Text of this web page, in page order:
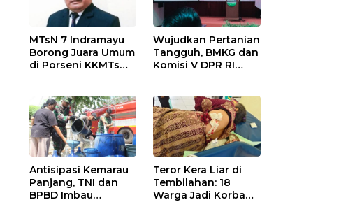
MTsN 7 Indramayu
Borong Juara Umum
di Porseni KKMTs
Wujudkan Pertanian
Tangguh, BMKG dan
Komisi V DPR RI
Sekolah Lapang
Iklim
Antisipasi Kemarau
Panjang, TNI dan
BPBD Imbau
Teror Kera Liar di
Tembilahan: 18
Warga Jadi Korban